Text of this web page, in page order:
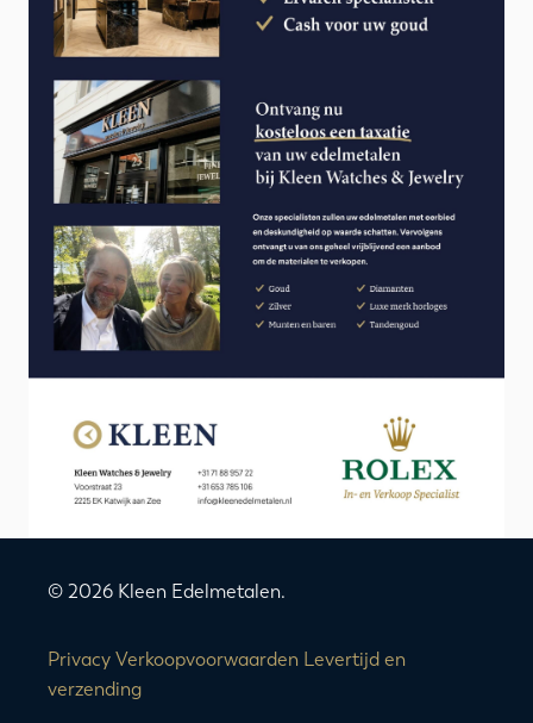
© 2026 Kleen Edelmetalen.
Privacy Verkoopvoorwaarden Levertijd en
verzending